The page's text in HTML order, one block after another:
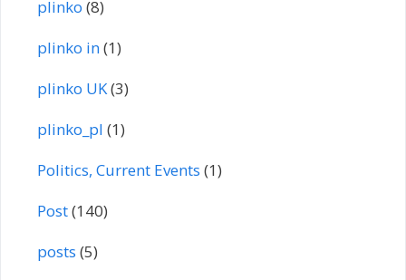
plinko (8)
plinko in(1)
plinko UK(3)
plinko_pl (1)
Politics, Current Events (1)
Post(140)
posts (5)